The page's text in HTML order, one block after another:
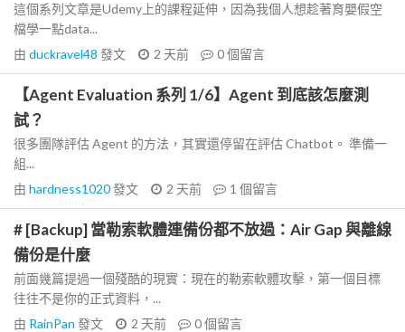
這個系列文章是Udemy上的課程延伸，因為我個人想趁著育嬰假空
檔學一點data...
由 duckravel48 發文 2 天前 0個留言
【Agent Evaluation 系列 1/6】Agent 到底該怎麼測
試？
很多團隊評估 Agent 的方法，其實還停留在評估 Chatbot。 準備一
組...
由 hardness1020發文 2 天前 1 個留言
# [Backup] 當勒索軟體連備份都不放過：Air Gap 與離線
備份是什麼
前面幾篇提過一個殘酷的現實：現在的勒索軟體攻擊，第一個目標
往往不是你的正式資料，...
由 RainPan 發文 2 天前 0個留言